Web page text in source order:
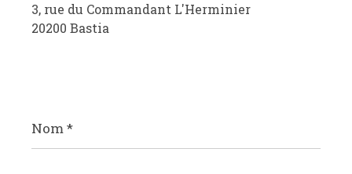
3, rue du Commandant L'Herminier
20200 Bastia
*